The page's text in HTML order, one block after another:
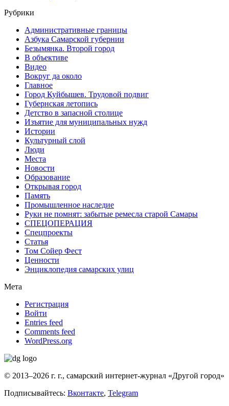
Рубрики
Административные границы
Азбука Самарской губернии
Безымянка. Второй город
В объективе
Видео
Вокруг да около
Главное
Город Куйбышев. Трудовой подвиг
Губернская летопись
Детство в запасной столице
Изъятие для муниципальных нужд
Истории
Культурный слой
Люди
Места
Новости
Образование
Открывая город
Память
Промышленное наследие
Руки не помнят: забытые ремесла старой Самары
СПЕЦОПЕРАЦИЯ
Спецпроекты
Статья
Том Сойер Фест
Ценности
Энциклопедия самарских улиц
Мета
Регистрация
Войти
Entries feed
Comments feed
WordPress.org
© 2013–2026 г. г., самарский интернет-журнал «Другой город»
Подписывайтесь: Вконтакте, Telegram